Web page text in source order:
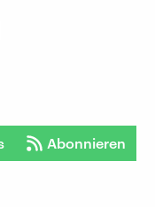
Abonnieren